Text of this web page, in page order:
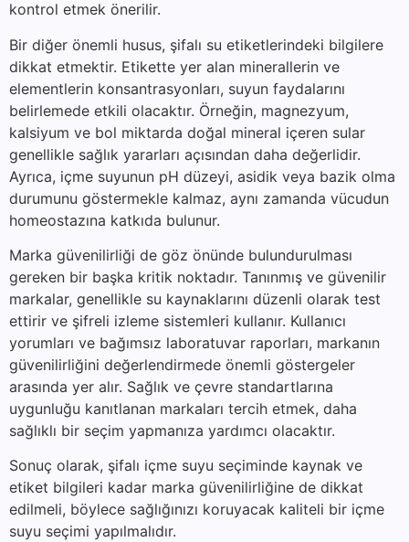
kontrol etmek önerilir.
Bir diğer önemli husus, şifalı su etiketlerindeki bilgilere
dikkat etmektir. Etikette yer alan minerallerin ve
elementlerin konsantrasyonları, suyun faydalarını
belirlemede etkili olacaktır. Örneğin, magnezyum,
kalsiyum ve bol miktarda doğal mineral içeren sular
genellikle sağlık yararları açısından daha değerlidir.
Ayrıca, içme suyunun pH düzeyi, asidik veya bazik olma
durumunu göstermekle kalmaz, aynı zamanda vücudun
homeostazına katkıda bulunur.
Marka güvenilirliği de göz önünde bulundurulması
gereken bir başka kritik noktadır. Tanınmış ve güvenilir
markalar, genellikle su kaynaklarını düzenli olarak test
ettirir ve şifreli izleme sistemleri kullanır. Kullanıcı
yorumları ve bağımsız laboratuvar raporları, markanın
güvenilirliğini değerlendirmede önemli göstergeler
arasında yer alır. Sağlık ve çevre standartlarına
uygunluğu kanıtlanan markaları tercih etmek, daha
sağlıklı bir seçim yapmanıza yardımcı olacaktır.
Sonuç olarak, şifalı içme suyu seçiminde kaynak ve
etiket bilgileri kadar marka güvenilirliğine de dikkat
edilmeli, böylece sağlığınızı koruyacak kaliteli bir içme
suyu seçimi yapılmalıdır.